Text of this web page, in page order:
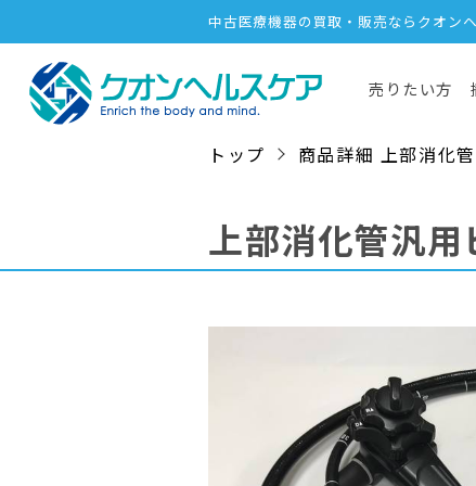
中古医療機器の買取・販売ならクオン
売りたい方
トップ 商品詳細 上部消化
上部消化管汎